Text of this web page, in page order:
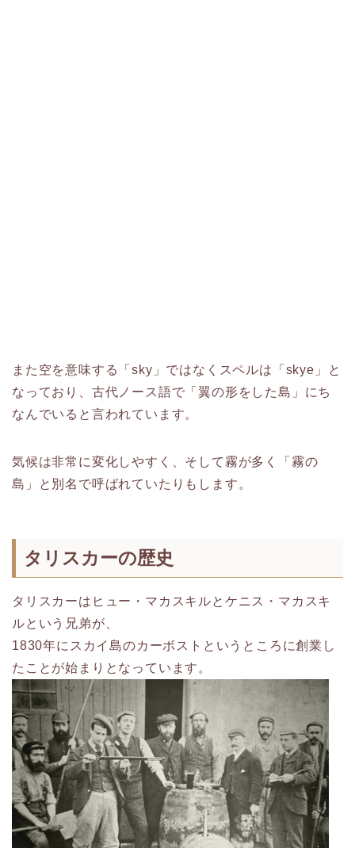
また空を意味する「sky」ではなくスペルは「skye」と
なっており、古代ノース語で「翼の形をした島」にち
なんでいると言われています。
気候は非常に変化しやすく、そして霧が多く「霧の
島」と別名で呼ばれていたりもします。
タリスカーの歴史
タリスカーはヒュー・マカスキルとケニス・マカスキ
ルという兄弟が、
1830年にスカイ島のカーボストというところに創業し
たことが始まりとなっています。